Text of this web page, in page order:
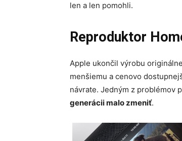
len a len pomohli.
Reproduktor
Apple ukončil výrobu
menšiemu a cenovo
návrate. Jedným z problémov
generácii malo zmeniť.